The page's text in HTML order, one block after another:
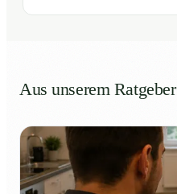
Aus unserem Ratgeber